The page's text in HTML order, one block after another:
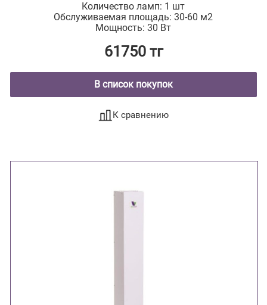
Количество ламп: 1 шт
Обслуживаемая площадь: 30-60 м2
Мощность: 30 Вт
61750 тг
В список покупок
К сравнению